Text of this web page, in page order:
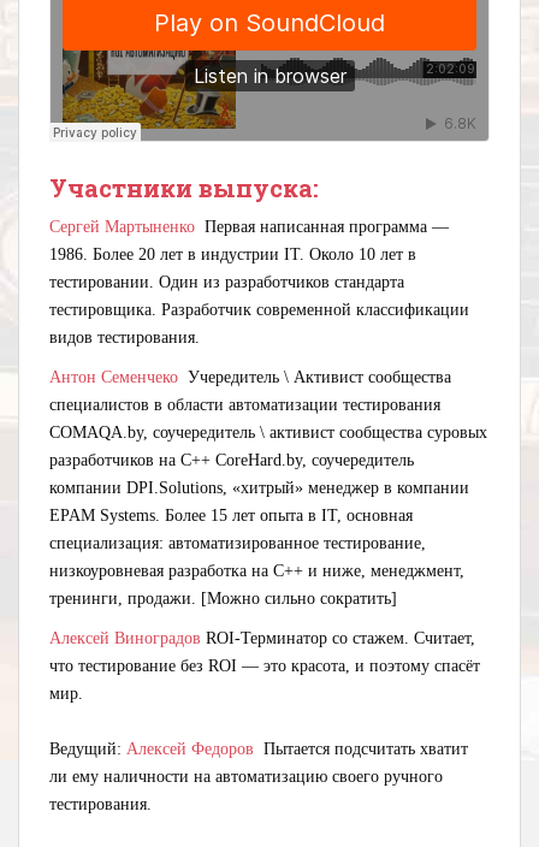
Участники выпуска:
Сергей Мартыненко Первая написанная программа —
1986. Более 20 лет в индустрии IT. Около 10 лет в
тестировании. Один из разработчиков стандарта
тестировщика. Разработчик современной классификации
видов тестирования.
Антон Семенчеко Учередитель \ Активист сообщества
специалистов в области автоматизации тестирования
COMAQA.by, соучередитель \ активист сообщества суровых
разработчиков на С++ CoreHard.by, соучередитель
компании DPI.Solutions, «хитрый» менеджер в компании
EPAM Systems. Более 15 лет опыта в IT, основная
специализация: автоматизированное тестирование,
низкоуровневая разработка на C++ и ниже, менеджмент,
тренинги, продажи. [Можно сильно сократить]
Алексей Виноградов ROI-Терминатор со стажем. Считает,
что тестирование без ROI — это красота, и поэтому спасёт
мир.
Ведущий: Алексей Федоров Пытается подсчитать хватит
ли ему наличности на автоматизацию своего ручного
тестирования.